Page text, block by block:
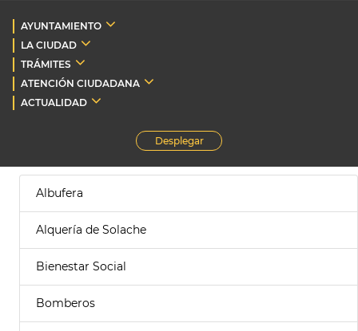
AYUNTAMIENTO
LA CIUDAD
TRÁMITES
ATENCIÓN CIUDADANA
ACTUALIDAD
Desplegar
Albufera
Alquería de Solache
Bienestar Social
Bomberos